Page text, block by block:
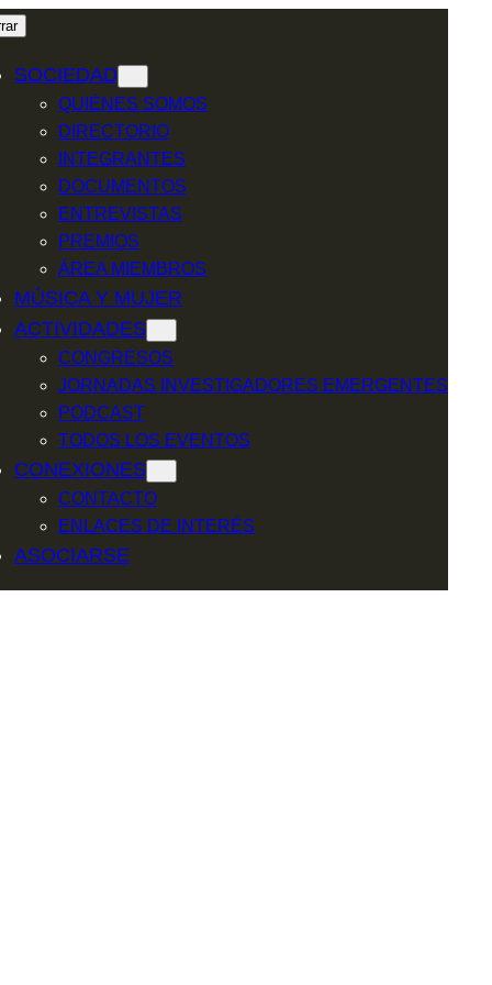
SOCIEDAD
QUIÉNES SOMOS
DIRECTORIO
INTEGRANTES
DOCUMENTOS
ENTREVISTAS
PREMIOS
ÁREA MIEMBROS
MÚSICA Y MUJER
ACTIVIDADES
CONGRESOS
JORNADAS INVESTIGADORES EMERGENTES
PODCAST
TODOS LOS EVENTOS
CONEXIONES
CONTACTO
ENLACES DE INTERÉS
ASOCIARSE